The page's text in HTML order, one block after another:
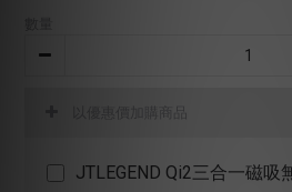
以優惠價加購商品
JTLEGEND Qi2三合一磁吸